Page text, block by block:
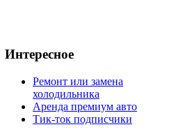
Интересное
Ремонт или замена
холодильника
Аренда премиум авто
Тик-ток подписчики